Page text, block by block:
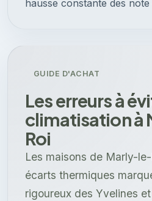
hausse constante des
GUIDE D'ACHAT
Les erreurs à
climatisation à
Roi
Les maisons de Marly-
écarts thermiques
rigoureux des Yvelines